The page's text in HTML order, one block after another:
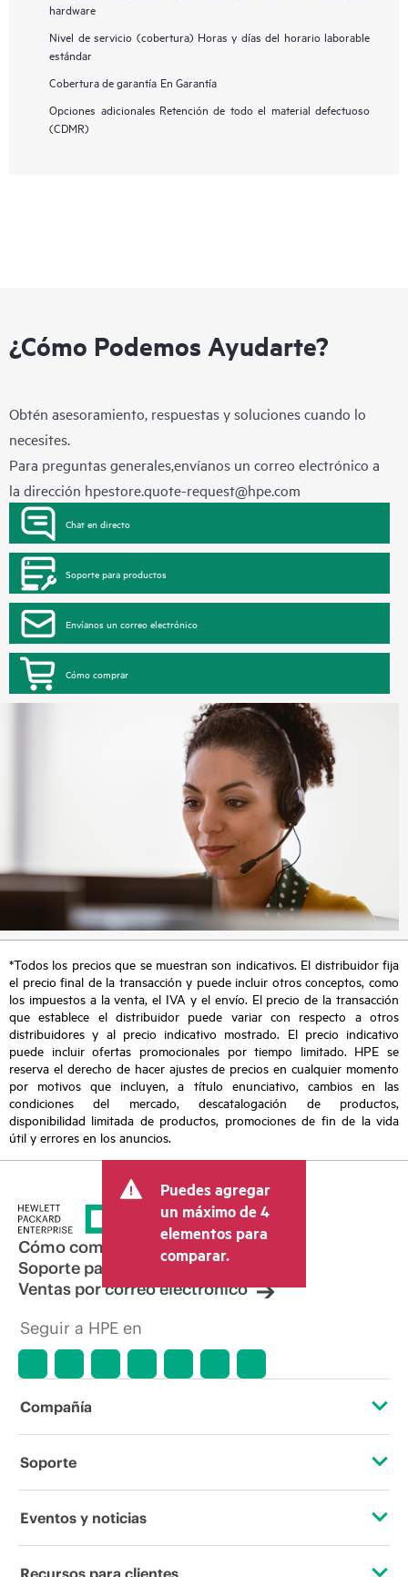
hardware
Nivel de servicio (cobertura) Horas y días del horario laborable
estándar
Cobertura de garantía En Garantía
Opciones adicionales Retención de todo el material defectuoso
(CDMR)
¿Cómo Podemos Ayudarte?
Obtén asesoramiento, respuestas y soluciones cuando lo
necesites.
Para preguntas generales,envíanos un correo electrónico a
la dirección hpestore.quote-request@hpe.com
Chat en directo
Soporte para productos
Envíanos un correo electrónico
Cómo comprar
*Todos los precios que se muestran son indicativos. El distribuidor fija
el precio final de la transacción y puede incluir otros conceptos, como
los impuestos a la venta, el IVA y el envío. El precio de la transacción
que establece el distribuidor puede variar con respecto a otros
distribuidores y al precio indicativo mostrado. El precio indicativo
puede incluir ofertas promocionales por tiempo limitado. HPE se
reserva el derecho de hacer ajustes de precios en cualquier momento
por motivos que incluyen, a título enunciativo, cambios en las
condiciones del mercado, descatalogación de productos,
disponibilidad limitada de productos, promociones de fin de la vida
útil y errores en los anuncios.
Puedes agregar
un máximo de 4
elementos para
comparar.
Cómo comprar
Soporte para productos
Ventas por correo electrónico
Seguir a HPE en
Compañía
Acerca de HPE
Soporte
Servicios de soporte operativo
Eventos y noticias
Eventos